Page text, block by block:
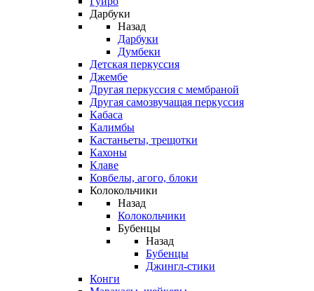
Дарбуки
Назад
Дарбуки
Думбеки
Детская перкуссия
Джембе
Другая перкуссия с мембраной
Другая самозвучащая перкуссия
Кабаса
Калимбы
Кастаньеты, трещотки
Кахоны
Клаве
Ковбелы, агого, блоки
Колокольчики
Назад
Колокольчики
Бубенцы
Назад
Бубенцы
Джингл-стики
Конги